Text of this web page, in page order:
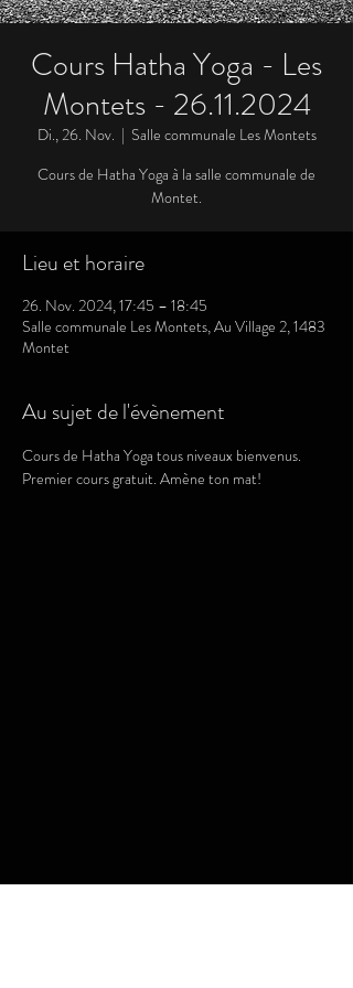
Cours Hatha Yoga - Les
Montets - 26.11.2024
Di., 26. Nov.
  |
Salle communale Les Montets
Cours de Hatha Yoga à la salle communale de
Montet.
Lieu et horaire
26. Nov. 2024, 17:45 – 18:45
Salle communale Les Montets, Au Village 2, 1483
Montet
Au sujet de l'évènement
Cours de Hatha Yoga tous niveaux bienvenus.
Premier cours gratuit. Amène ton mat!